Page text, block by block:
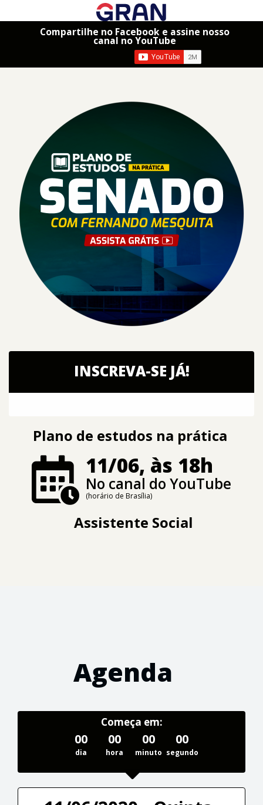
Compartilhe no Facebook e assine nosso
canal no YouTube
INSCREVA-SE JÁ!
Plano de estudos na prática
11/06, às 18h
No canal do YouTube
(horário de Brasília)
Assistente Social
Agenda
Começa em:
00
dia
00
hora
00
minuto
00
segundo